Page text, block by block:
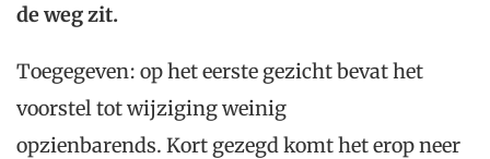
de weg zit.
Toegegeven: op het eerste gezicht bevat het
voorstel tot wijziging weinig
opzienbarends. Kort gezegd komt het erop neer